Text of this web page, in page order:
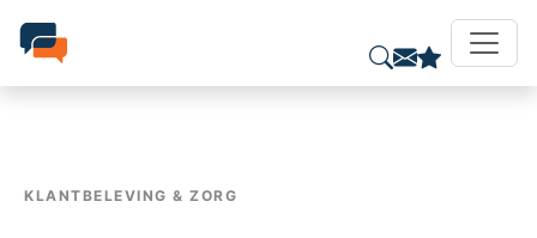
KLANTBELEVING & ZORG